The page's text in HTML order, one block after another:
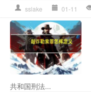
sslake 01-11
共和国刑法...